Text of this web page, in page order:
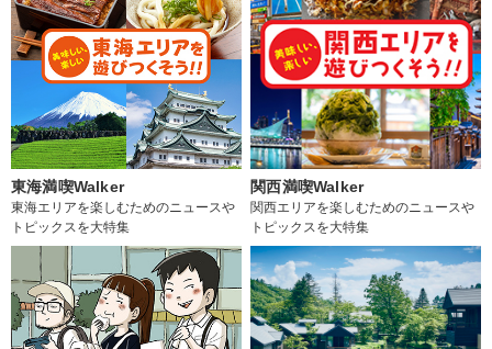
東海満喫Walker
東海エリアを楽しむためのニュースや
トピックスを大特集
関西満喫Walker
関西エリアを楽しむためのニュースや
トピックスを大特集